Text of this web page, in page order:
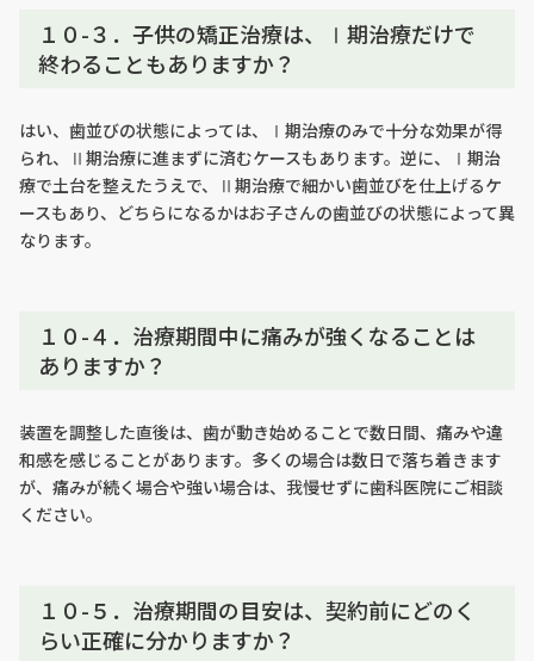
１０-３．子供の矯正治療は、Ⅰ期治療だけで
終わることもありますか？
はい、歯並びの状態によっては、Ⅰ期治療のみで十分な効果が得
られ、Ⅱ期治療に進まずに済むケースもあります。逆に、Ⅰ期治
療で土台を整えたうえで、Ⅱ期治療で細かい歯並びを仕上げるケ
ースもあり、どちらになるかはお子さんの歯並びの状態によって異
なります。
１０-４．治療期間中に痛みが強くなることは
ありますか？
装置を調整した直後は、歯が動き始めることで数日間、痛みや違
和感を感じることがあります。多くの場合は数日で落ち着きます
が、痛みが続く場合や強い場合は、我慢せずに歯科医院にご相談
ください。
１０-５．治療期間の目安は、契約前にどのく
らい正確に分かりますか？